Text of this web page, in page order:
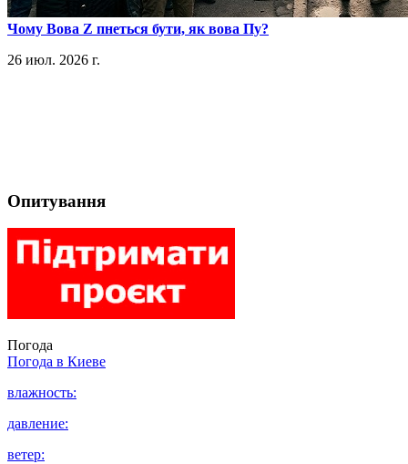
​Чому Вова Z пнеться бути, як вова Пу?
26 июл. 2026 г.
Опитування
Погода
Погода в Киеве
влажность:
давление:
ветер: